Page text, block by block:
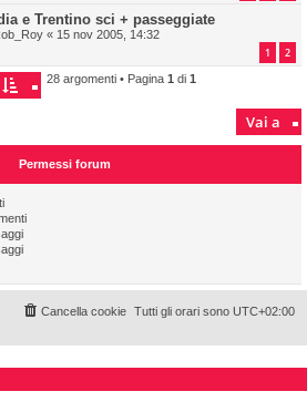
e Trentino sci + passeggiate
« 15 nov 2005, 14:32
1 2
28 argomenti • Pagina 1 di 1
Vai a
Permessi forum
Tutti gli orari sono UTC+02:00
Cancella cookie